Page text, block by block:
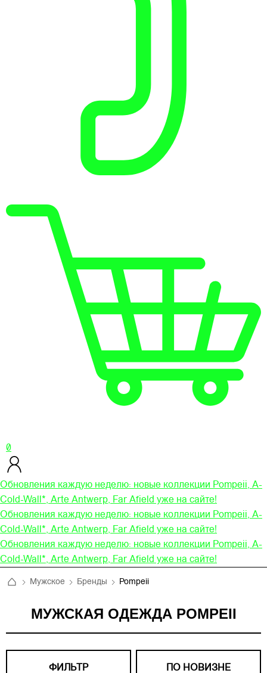
0
Обновления каждую неделю: новые коллекции Pompeii, A-
Cold-Wall*, Arte Antwerp, Far Afield уже на сайте!
Обновления каждую неделю: новые коллекции Pompeii, A-
Cold-Wall*, Arte Antwerp, Far Afield уже на сайте!
Обновления каждую неделю: новые коллекции Pompeii, A-
Cold-Wall*, Arte Antwerp, Far Afield уже на сайте!
Мужское Бренды Pompeii
МУЖСКАЯ ОДЕЖДА POMPEII
ФИЛЬТР ПО НОВИЗНЕ